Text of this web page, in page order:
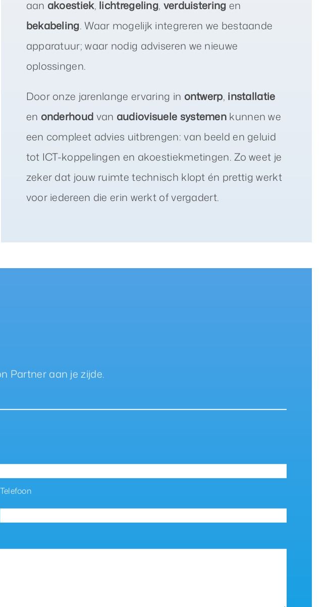
aan akoestiek, lichtregeling, verduistering en
bekabeling. Waar mogelijk integreren we bestaande
apparatuur; waar nodig adviseren we nieuwe
oplossingen.
Door onze jarenlange ervaring in ontwerp, installatie
en onderhoud van audiovisuele systemen kunnen we
een compleet advies uitbrengen: van beeld en geluid
tot ICT-koppelingen en akoestiekmetingen. Zo weet je
zeker dat jouw ruimte technisch klopt én prettig werkt
voor iedereen die erin werkt of vergadert.
Partner aan je zijde.
Telefoon